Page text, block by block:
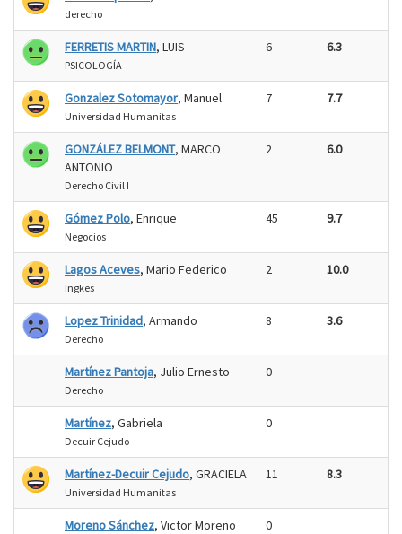
derecho
FERRETIS MARTIN, LUIS
PSICOLOGÍA
6 6.3
Gonzalez Sotomayor, Manuel
Universidad Humanitas
7 7.7
GONZÁLEZ BELMONT, MARCO
ANTONIO
Derecho Civil I
2 6.0
Gómez Polo, Enrique
Negocios
45 9.7
Lagos Aceves, Mario Federico
Ingkes
2 10.0
Lopez Trinidad, Armando
Derecho
8 3.6
Martínez Pantoja, Julio Ernesto
Derecho
0
Martínez, Gabriela
Decuir Cejudo
0
Martínez-Decuir Cejudo, GRACIELA
Universidad Humanitas
11 8.3
Moreno Sánchez, Victor Moreno 0